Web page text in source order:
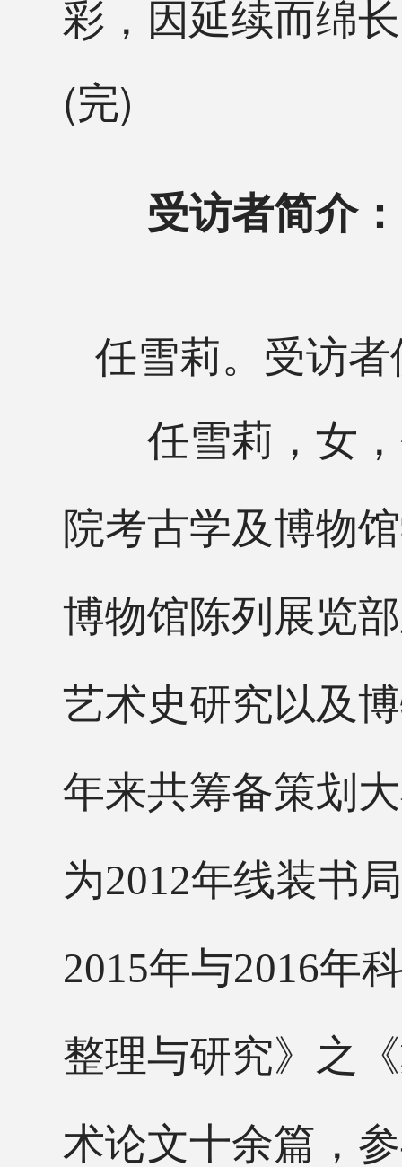
彩，因延续而绵
(完)
受访者简介：
任雪莉。受访
任雪莉，女
院考古学及博物
博物馆陈列展览
艺术史研究以及
年来共筹备策划
为2012年线装书
2015年与2016年
整理与研究》之
术论文十余篇，